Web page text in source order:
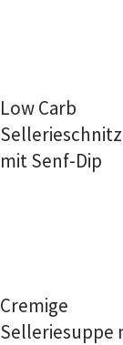
Low Carb
mit Senf-Dip
Cremige
Selleriesuppe